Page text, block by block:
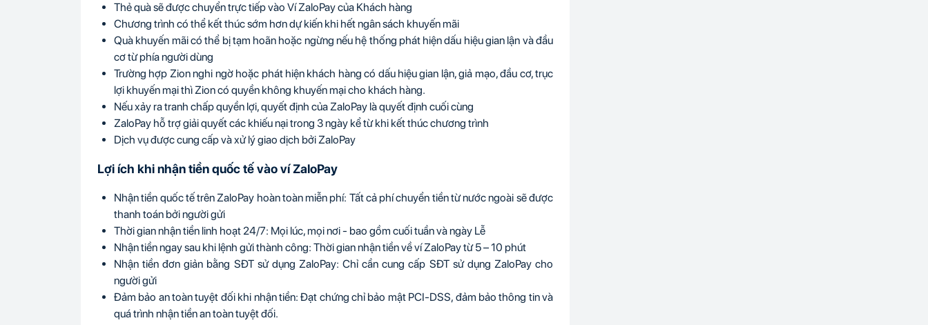
Thẻ quà sẽ được chuyển trực tiếp vào Ví ZaloPay của Khách hàng
Chương trình có thể kết thúc sớm hơn dự kiến khi hết ngân sách khuyến mãi
Quà khuyến mãi có thể bị tạm hoãn hoặc ngừng nếu hệ thống phát hiện dấu hiệu gian lận và đầu
cơ từ phía người dùng
Trường hợp Zion nghi ngờ hoặc phát hiện khách hàng có dấu hiệu gian lận, giả mạo, đầu cơ, trục
lợi khuyến mại thì Zion có quyền không khuyến mại cho khách hàng.
Nếu xảy ra tranh chấp quyền lợi, quyết định của ZaloPay là quyết định cuối cùng
ZaloPay hỗ trợ giải quyết các khiếu nại trong 3 ngày kể từ khi kết thúc chương trình
Dịch vụ được cung cấp và xử lý giao dịch bởi ZaloPay
Lợi ích khi nhận tiền quốc tế vào ví ZaloPay
Nhận tiền quốc tế trên ZaloPay hoàn toàn miễn phí: Tất cả phí chuyển tiền từ nước ngoài sẽ được
thanh toán bởi người gửi
Thời gian nhận tiền linh hoạt 24/7: Mọi lúc, mọi nơi - bao gồm cuối tuần và ngày Lễ
Nhận tiền ngay sau khi lệnh gửi thành công: Thời gian nhận tiền về ví ZaloPay từ 5 – 10 phút
Nhận tiền đơn giản bằng SĐT sử dụng ZaloPay: Chỉ cần cung cấp SĐT sử dụng ZaloPay cho
người gửi
Đảm bảo an toàn tuyệt đối khi nhận tiền: Đạt chứng chỉ bảo mật PCI-DSS, đảm bảo thông tin và
quá trình nhận tiền an toàn tuyệt đối.